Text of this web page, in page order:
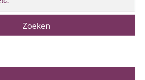
Winkelwagen:0